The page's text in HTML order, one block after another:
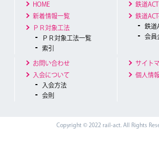
HOME
新着情報一覧
ＰＲ対象工法
ＰＲ対象工法一覧
索引
鉄道
鉄道
鉄道
会員
お問い合わせ
入会について
入会方法
会則
サイト
個人情
Copyright © 2022 rail-act. All Rights